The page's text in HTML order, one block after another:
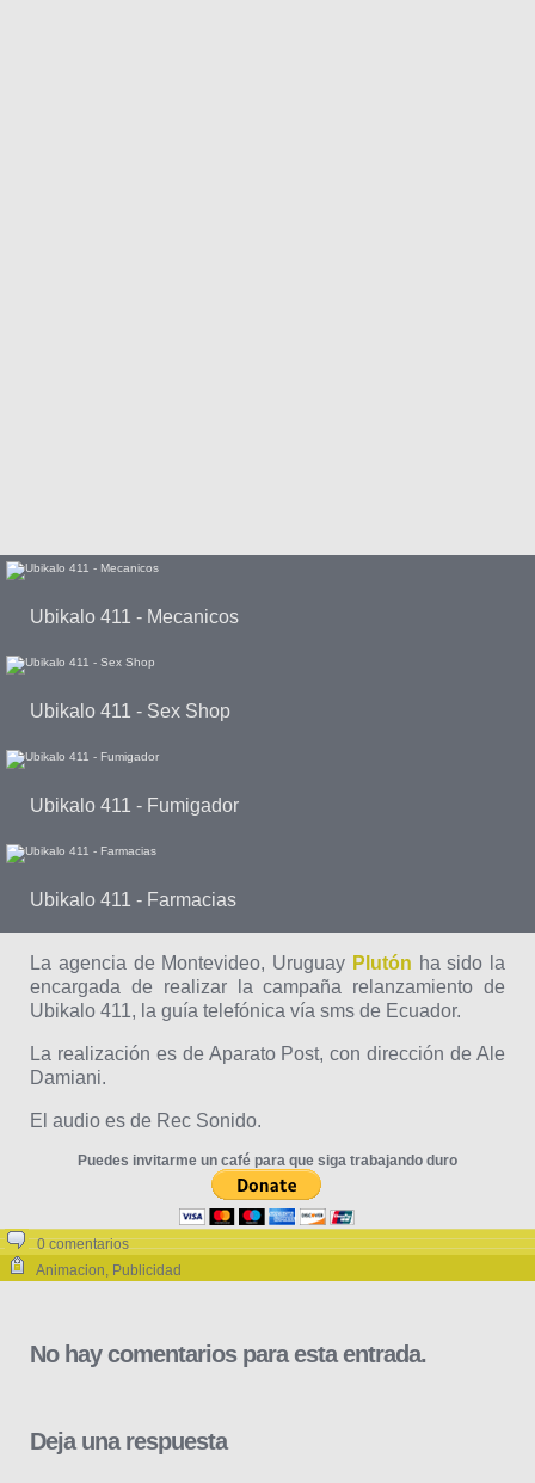
Ubikalo 411 - Mecanicos
Ubikalo 411 - Sex Shop
Ubikalo 411 - Fumigador
Ubikalo 411 - Farmacias
La agencia de Montevideo, Uruguay Plutón ha sido la
encargada de realizar la campaña relanzamiento de
Ubikalo 411, la guía telefónica vía sms de Ecuador.
La realización es de Aparato Post, con dirección de Ale
Damiani.
El audio es de Rec Sonido.
Puedes invitarme un café para que siga trabajando duro
0 comentarios
Animacion, Publicidad
No hay comentarios para esta entrada.
Deja una respuesta